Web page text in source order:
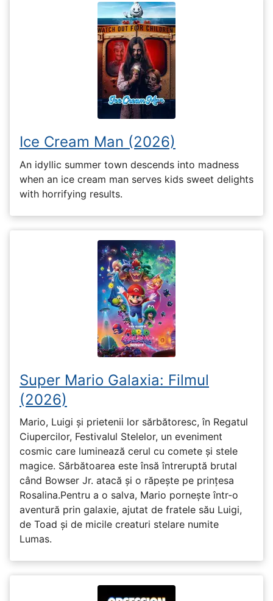
Ice Cream Man (2026)
An idyllic summer town descends into madness
when an ice cream man serves kids sweet delights
with horrifying results.
Super Mario Galaxia: Filmul
(2026)
Mario, Luigi și prietenii lor sărbătoresc, în Regatul
Ciupercilor, Festivalul Stelelor, un eveniment
cosmic care luminează cerul cu comete și stele
magice. Sărbătoarea este însă întreruptă brutal
când Bowser Jr. atacă și o răpește pe prinţesa
Rosalina.Pentru a o salva, Mario pornește într-o
aventură prin galaxie, ajutat de fratele său Luigi,
de Toad și de micile creaturi stelare numite
Lumas.